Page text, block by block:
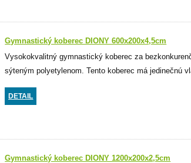
Gymnastický koberec DIONY 600x200x4,5cm
Vysokokvalitný gymnastický koberec za
sýteným polyetylenom. Tento koberec má jedinečnú
DETAIL
Gymnastický koberec DIONY 1200x200x2,5cm